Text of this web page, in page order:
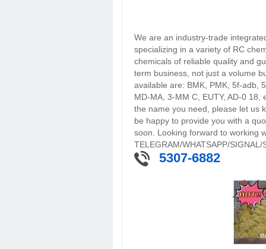
We are an industry-trade
specializing in a variety of RC
chemicals of reliable quality and
term business, not just a volume
available are: BMK, PMK, 5f-adb,
MD-MA, 3-MM C, EUTY, AD-0
the name you need, please let us
be happy to provide you with a
soon. Looking forward to working
TELEGRAM/WHATSAPP/
5307-6882